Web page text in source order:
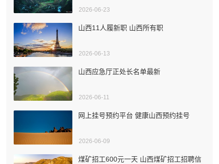
2026-06-23
山西11人履新职 山西所有职
2026-06-13
山西应急厅正处长名单最新
2026-06-11
网上挂号预约平台 健康山西预约挂号
2026-06-09
煤矿招工600元一天 山西煤矿招工招聘信